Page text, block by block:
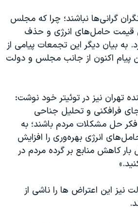
گرانی‌ها نباشند؛ چرا که مجلس
قیمت حامل‌های انرژی و حذف
به بیان دیگر این تجمعات پیامی از
پیام اکنون از جانب مجلس و دولت
تهران نیز در توئیتر خود نوشت:
فرافکنی و تحلیل جناحی
حل مشکلات مردم باشند؛ به
انرژی بهره‌وری را افزایش
کاهش منابع بر گرده‌ مردم در
نیز این اعتراض ها را ناشی از